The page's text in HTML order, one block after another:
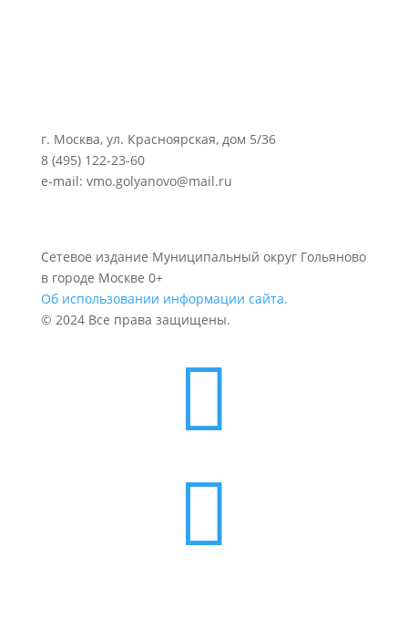
г. Москва, ул. Красноярская, дом 5/36
8 (495) 122-23-60
e-mail: vmo.golyanovo@mail.ru
Сетевое издание Муниципальный округ Гольяново
в городе Москве 0+
Об использовании информации сайта.
© 2024 Все права защищены.

